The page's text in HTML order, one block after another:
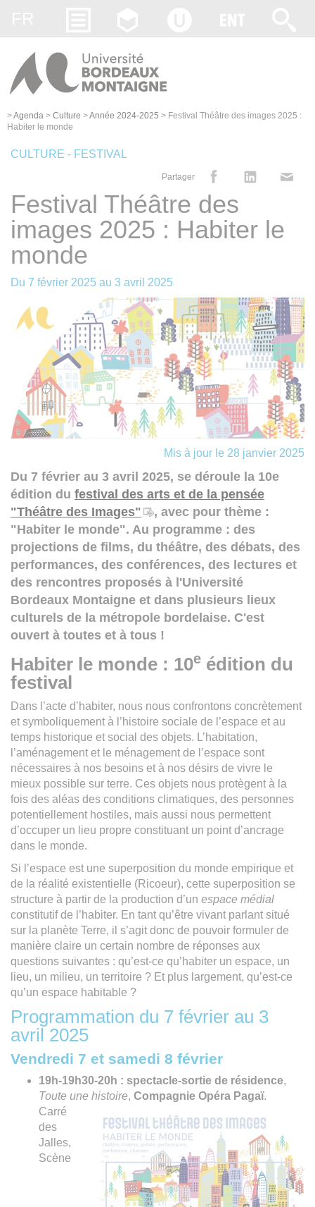
>Agenda > Culture >Année 2024-2025 > Festival Théâtre des images 2025 :
Habiter le monde
CULTURE - FESTIVAL
Partager
Festival Théâtre des
images 2025 : Habiter le
monde
Du 7 février 2025 au 3 avril 2025
Mis à jour le 28 janvier 2025
Du 7 février au 3 avril 2025, se déroule la 10e
édition du festival des arts et de la pensée
"Théâtre des Images"
, avec pour thème :
"Habiter le monde". Au programme : des
projections de films, du théâtre, des débats, des
performances, des conférences, des lectures et
des rencontres proposés à l'Université
Bordeaux Montaigne et dans plusieurs lieux
culturels de la métropole bordelaise. C'est
ouvert à toutes et à tous !
Habiter le monde : 10e édition du
festival
Dans l’acte d’habiter, nous nous confrontons concrètement
et symboliquement à l’histoire sociale de l’espace et au
temps historique et social des objets. L’habitation,
l’aménagement et le ménagement de l’espace sont
nécessaires à nos besoins et à nos désirs de vivre le
mieux possible sur terre. Ces objets nous protègent à la
fois des aléas des conditions climatiques, des personnes
potentiellement hostiles, mais aussi nous permettent
d’occuper un lieu propre constituant un point d’ancrage
dans le monde.
Si l’espace est une superposition du monde empirique et
de la réalité existentielle (Ricoeur), cette superposition se
structure à partir de la production d’un espace médial
constitutif de l’habiter. En tant qu’être vivant parlant situé
sur la planète Terre, il s’agit donc de pouvoir formuler de
manière claire un certain nombre de réponses aux
questions suivantes : qu’est-ce qu’habiter un espace, un
lieu, un milieu, un territoire ? Et plus largement, qu’est-ce
qu’un espace habitable ?
Programmation du 7 février au 3
avril 2025
Vendredi 7 et samedi 8 février
19h-19h30-20h : spectacle-sortie de résidence,
Toute une histoire, Compagnie Opéra Pagaï.
Carré
des
Jalles,
Scène